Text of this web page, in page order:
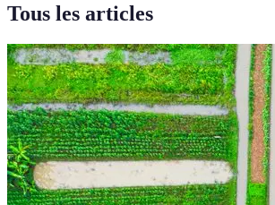
Tous les articles